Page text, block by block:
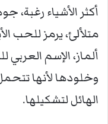
أكثر الأشياء رغبة،
متلألئ، يرمز للحب
ألماز، الإسم العربي
وخلودها لأنها
الهائل لتشكيلها.